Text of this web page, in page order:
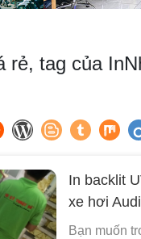
rẻ, tag của
In backlit
xe hơi
Bạn muốn